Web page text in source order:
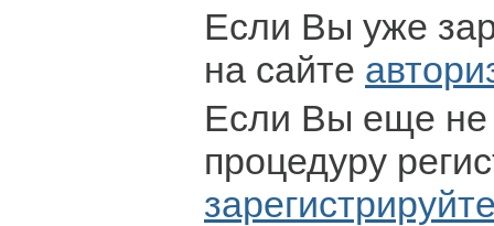
Если Вы уже
на сайте
Если Вы еще не
процедуру